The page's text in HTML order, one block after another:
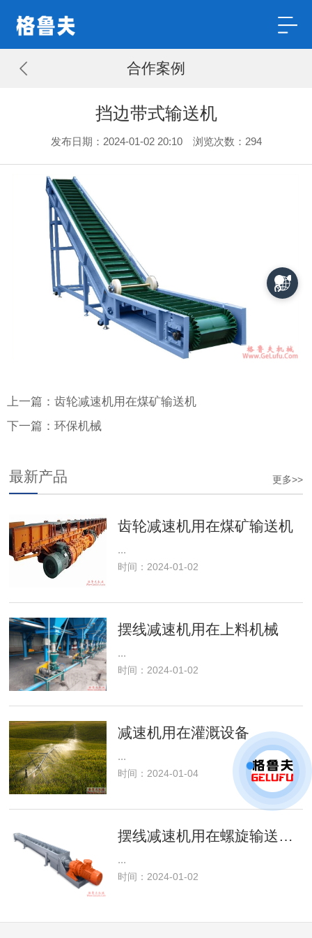
合作案例
挡边带式输送机
发布日期：2024-01-02 20:10 浏览次数： 294
上一篇：齿轮减速机用在煤矿输送机
下一篇：环保机械
更多>>
最新产品
齿轮减速机用在煤矿输送机
...
时间：2024-01-02
摆线减速机用在上料机械
...
时间：2024-01-02
减速机用在灌溉设备
...
时间：2024-01-04
摆线减速机用在螺旋输送设备
...
时间：2024-01-02